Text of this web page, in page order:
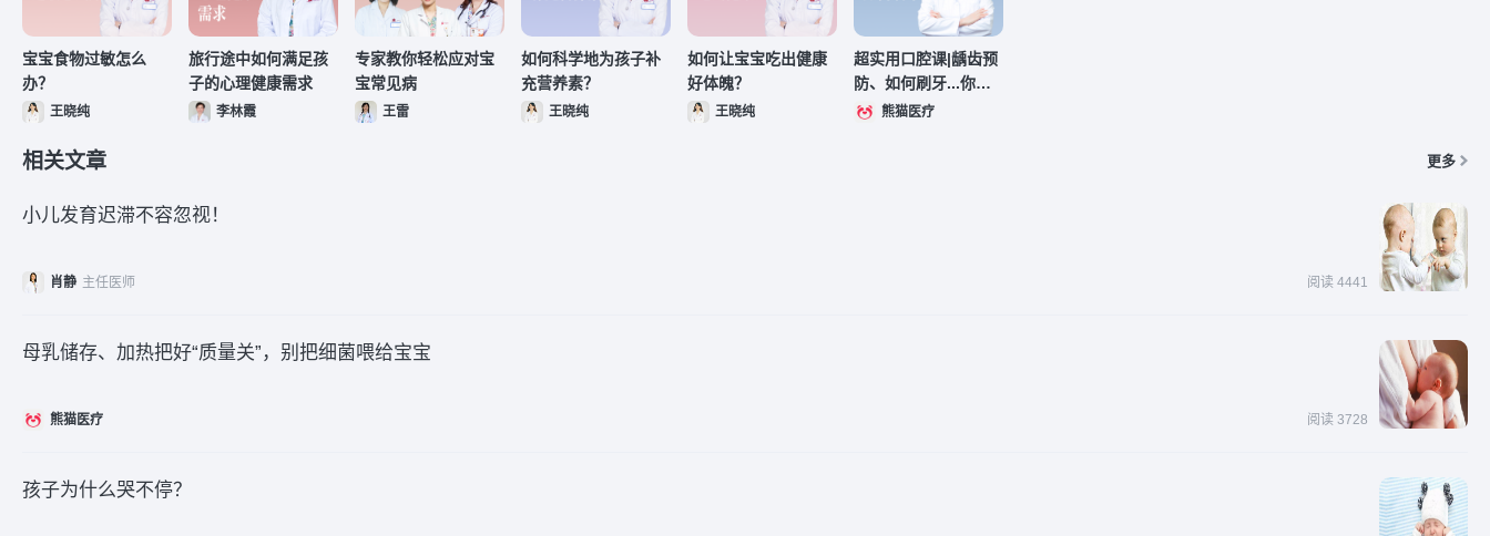
宝宝食物过敏怎么
办？
王晓纯
旅行途中如何满足孩
子的心理健康需求
李林霞
专家教你轻松应对宝
宝常见病
王雷
如何科学地为孩子补
充营养素？
王晓纯
如何让宝宝吃出健康
好体魄？
王晓纯
超实用口腔课|龋齿预
防、如何刷牙...你一
定用得上！
熊猫医疗
相关文章 更多
小儿发育迟滞不容忽视！
肖静 主任医师 阅读 4441
母乳储存、加热把好“质量关”，别把细菌喂给宝宝
熊猫医疗 阅读 3728
孩子为什么哭不停？